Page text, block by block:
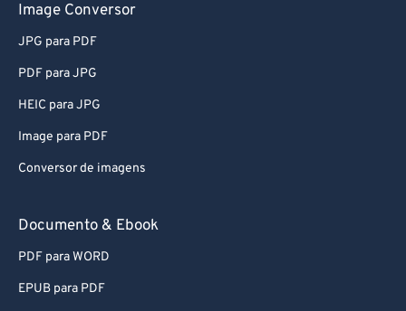
Image Conversor
JPG para PDF
PDF para JPG
HEIC para JPG
Image para PDF
Conversor de imagens
Documento & Ebook
PDF para WORD
EPUB para PDF